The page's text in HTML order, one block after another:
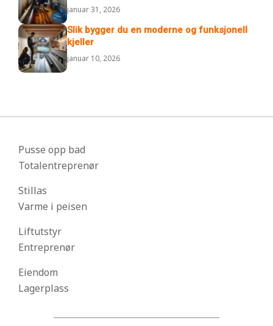
januar 31, 2026
Slik bygger du en moderne og funksjonell
kjeller
januar 10, 2026
Pusse opp bad
Totalentreprenør
Stillas
Varme i peisen
Liftutstyr
Entreprenør
Eiendom
Lagerplass